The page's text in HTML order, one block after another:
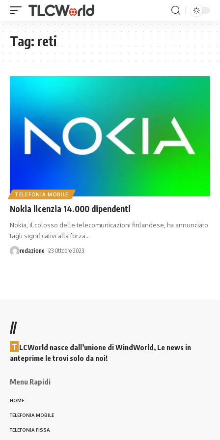
Tag: reti
TELEFONIA MOBILE
Nokia licenzia 14.000 dipendenti
Nokia, il colosso delle telecomunicazioni finlandese, ha annunciato
tagli significativi alla forza…
redazione 23 Ottobre 2023
//
T LCWorld nasce dall’unione di WindWorld, Le news in
anteprime le trovi solo da noi!
Menu Rapidi
HOME
TELEFONIA MOBILE
TELEFONIA FISSA